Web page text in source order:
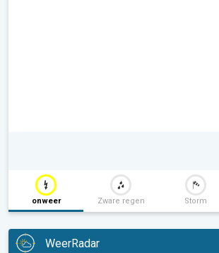
onweer Zware regen Storm
WeerRadar